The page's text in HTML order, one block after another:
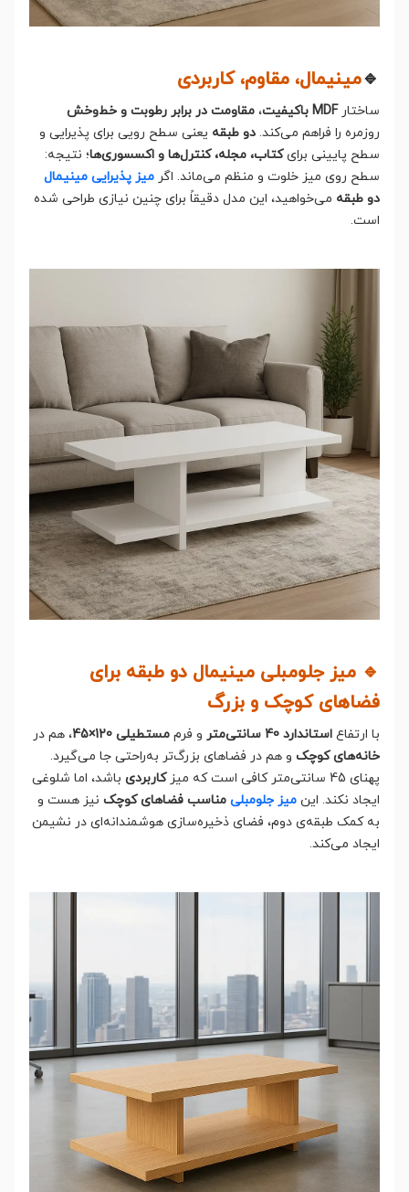
🔹مینیمال، مقاوم، کاربردی
ساختارMDF باکیفیت ، مقاومت در برابر رطوبت و خط‌وخش
روزمره را فراهم می‌کند. دو طبقه یعنی سطح رویی برای پذیرایی و
سطح پایینی برایکتاب، مجله، کنترل‌ها و اکسسوری‌ها؛ نتیجه:
سطح روی میز خلوت و منظم می‌ماند. اگر میز پذیرایی مینیمال
دو طبقه می‌خواهید، این مدل دقیقاً برای چنین نیازی طراحی شده
است.
🔹 میز جلومبلی مینیمال دو طبقه برای
فضاهای کوچک و بزرگ
با ارتفاع استاندارد 40 سانتی‌متر و فرم مستطیلی 120×45
، هم در
خانه‌های کوچک و هم در فضاهای بزرگ‌تر به‌راحتی جا می‌گیرد.
پهنای 45 سانتی‌متر کافی است که میز
کاربردی باشد، اما شلوغی
ایجاد نکند. این میز جلومبلی مناسب فضاهای کوچک نیز هست و
به کمک طبقه‌ی دوم، فضای ذخیره‌سازی هوشمندانه‌ای در نشیمن
ایجاد می‌کند.